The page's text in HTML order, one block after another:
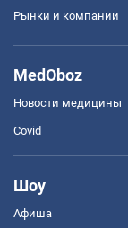
Рынки и компании
MedOboz
Новости медицины
Covid
Шоу
Афиша